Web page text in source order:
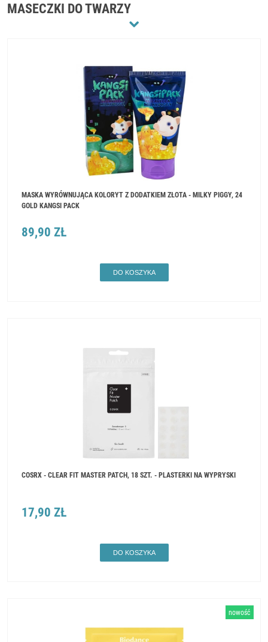
MASECZKI DO TWARZY
MASKA WYRÓWNUJĄCA KOLORYT Z DODATKIEM ZŁOTA - MILKY PIGGY, 24
GOLD KANGSI PACK
89,90 ZŁ
DO KOSZYKA
COSRX - CLEAR FIT MASTER PATCH, 18 SZT. - PLASTERKI NA WYPRYSKI
17,90 ZŁ
DO KOSZYKA
nowość